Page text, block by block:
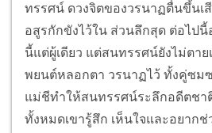
ทรรศน์ ดวงจิตของวรนาฏตื่นขึ้นเ
อสูรกักขังไว้ใน ส่วนลึกสุด ต่อไปนี้
นี้แต่ผู้เดียว แต่สนทรรศน์ยังไม่ตาย
พยนต์หลอกตา วรนาฏไว้ ทั้งคู่ซม
แม่ชีทำให้สนทรรศน์ระลึกอดีตชาติ
ทั้งหมดเขารู้สึก เห็นใจและอยาก